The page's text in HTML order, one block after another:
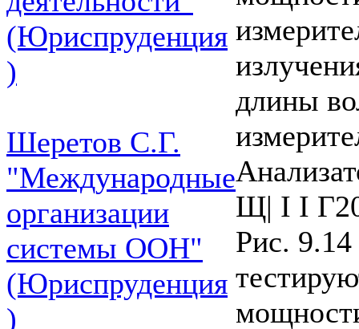
(Юриспруденция
)
Шеретов С.Г.
"Международные
организации
системы ООН"
(Юриспруденция
)
длины
Щ| І І
Рис.